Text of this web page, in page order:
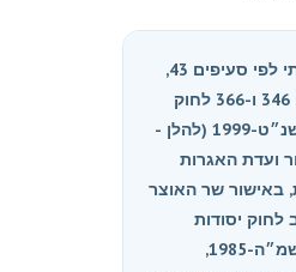
בתוקף סמכותי לפי סעיפים 43,
44(6), 345כז, 346 ו-366 לחוק
החברות, התשנ״ט-1999 (להלן -
ועדת האגרות
באישור שר האוצר
סעיף 39ב לחוק יסודות
התקציב, התשמ״ה-1985,